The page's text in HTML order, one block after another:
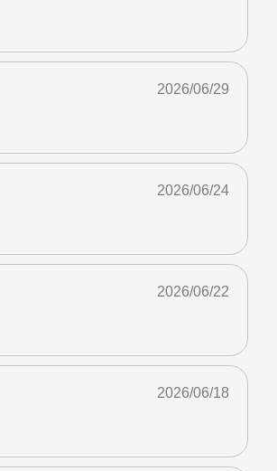
2026/06/29
2026/06/24
2026/06/22
2026/06/18